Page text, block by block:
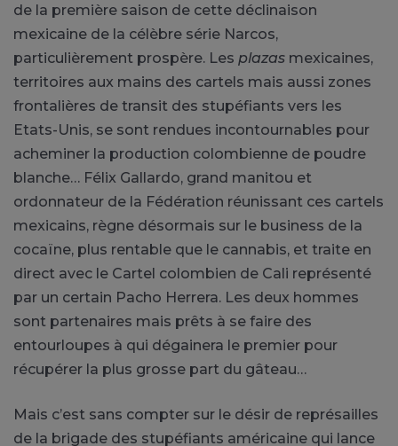
de la première saison de cette déclinaison
mexicaine de la célèbre série Narcos,
particulièrement prospère. Les plazas mexicaines,
territoires aux mains des cartels mais aussi zones
frontalières de transit des stupéfiants vers les
Etats-Unis, se sont rendues incontournables pour
acheminer la production colombienne de poudre
blanche… Félix Gallardo, grand manitou et
ordonnateur de la Fédération réunissant ces cartels
mexicains, règne désormais sur le business de la
cocaïne, plus rentable que le cannabis, et traite en
direct avec le Cartel colombien de Cali représenté
par un certain Pacho Herrera. Les deux hommes
sont partenaires mais prêts à se faire des
entourloupes à qui dégainera le premier pour
récupérer la plus grosse part du gâteau…
Mais c’est sans compter sur le désir de représailles
de la brigade des stupéfiants américaine qui lance